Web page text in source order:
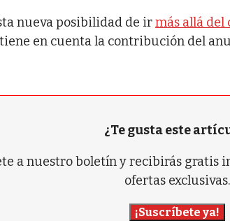
nueva posibilidad de irmás allá del
en cuenta la contribución del
¿Te gusta este
a nuestro boletín y recibirás
ofertas exclusivas.
¡Suscríbete ya!